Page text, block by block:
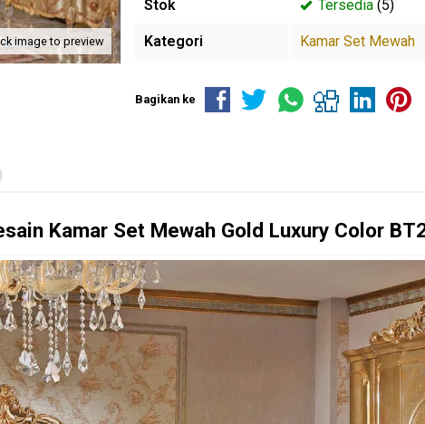
image to preview
Stok Tersedia (5)
Kategori Kamar Set Mewah
Bagikan ke
Kamar Set Mewah Gold Luxury Color